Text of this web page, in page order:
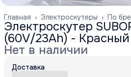
По
Электроскутеры ›
Главная ›
Электроскутер
(60V/23Ah) - Красный
Нет в наличии
Доставка